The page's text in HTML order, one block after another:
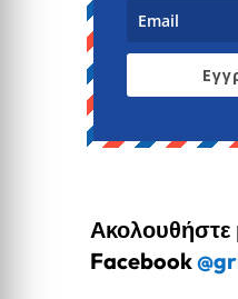
Ακολουθήστε
Facebook